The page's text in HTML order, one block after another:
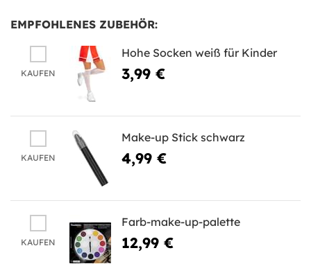
EMPFOHLENES ZUBEHÖR:
KAUFEN
Hohe Socken weiß für Kinder
3,99 €
KAUFEN
Make-up Stick schwarz
4,99 €
KAUFEN
Farb-make-up-palette
12,99 €